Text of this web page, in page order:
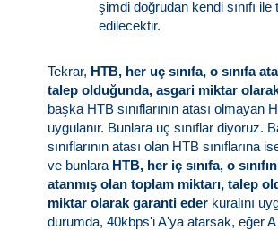
şimdi doğrudan kendi sınıfı ile
edilecektir.
Tekrar, HTB, her uç sınıfa, o sınıfa
talep olduğunda, asgari miktar
başka HTB sınıflarının atası olmayan
uygulanır. Bunlara uç sınıflar diyoruz.
sınıflarının atası olan HTB sınıflarına
ve bunlara HTB, her iç sınıfa, o
atanmış olan toplam miktarı, talep
miktar olarak garanti eder kuralını
durumda, 40kbps'i A'ya atarsak, eğer